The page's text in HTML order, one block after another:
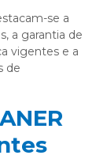
se a
a garantia de
vigentes e a
de